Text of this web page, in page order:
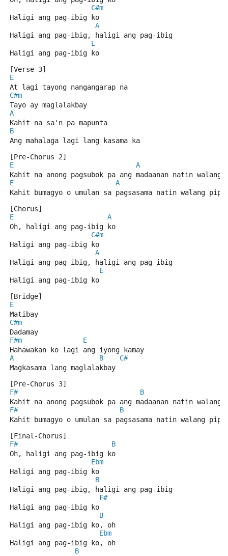
C#m
Haligi ang pag-ibig ko
A
Haligi ang pag-ibig, haligi ang pag-ibig
E
Haligi ang pag-ibig ko
[Verse 3]
E
At lagi tayong nangangarap na
C#m
Tayo ay maglalakbay
A
Kahit na sa'n pa mapunta
B
Ang mahalaga lagi lang kasama ka
[Pre-Chorus 2]
E
A
Kahit na anong pagsubok pa ang madaanan natin
E
A
Kahit bumagyo o umulan sa pagsasama natin walang
[Chorus]
E
A
Oh, haligi ang pag-ibig ko
C#m
Haligi ang pag-ibig ko
A
Haligi ang pag-ibig, haligi ang pag-ibig
E
Haligi ang pag-ibig ko
[Bridge]
E
Matibay
C#m
Dadamay
F#m
E
Hahawakan ko lagi ang iyong kamay
A
B
C#
Magkasama lang maglalakbay
[Pre-Chorus 3]
F#
B
Kahit na anong pagsubok pa ang madaanan natin
F#
B
Kahit bumagyo o umulan sa pagsasama natin walang
[Final-Chorus]
F#
B
Oh, haligi ang pag-ibig ko
Ebm
Haligi ang pag-ibig ko
B
Haligi ang pag-ibig, haligi ang pag-ibig
F#
Haligi ang pag-ibig ko
B
Haligi ang pag-ibig ko, oh
Ebm
Haligi ang pag-ibig ko, oh
B